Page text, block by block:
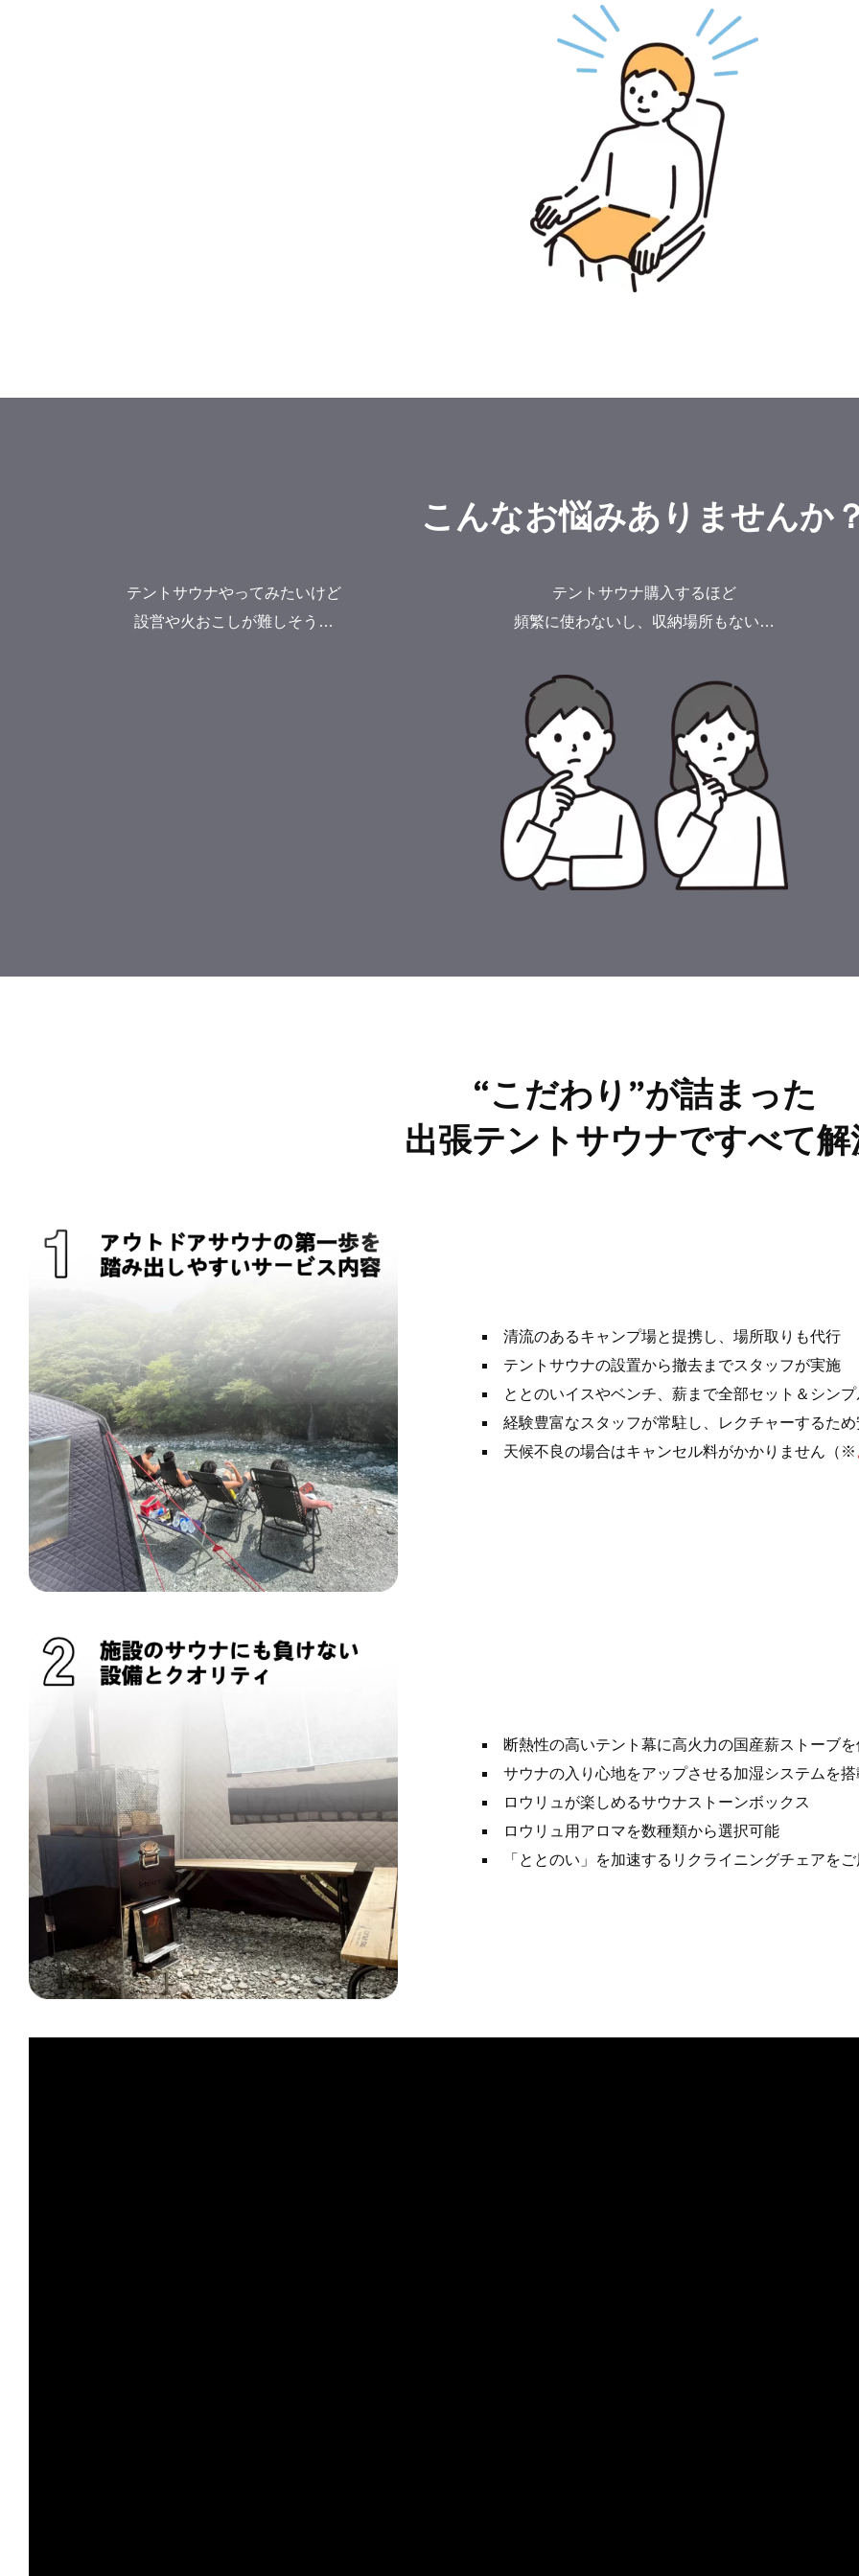
こんなお悩みありませんか
テントサウナやってみたいけど
設営や火おこしが難しそう…
テントサウナ購入するほど
頻繁に使わないし、収納場所もない…
“こだわり ”が詰まった
出張テントサウナですべて解
清流のあるキャンプ場と提携し、場所取りも代行
テントサウナの設置から撤去までスタッフが実施
ととのいイスやベンチ、薪まで全部セット＆シン
経験豊富なスタッフが常駐し、レクチャーするた
天候不良の場合はキャンセル料がかかりません（※
断熱性の高いテント幕に高火力の国産薪ストーブ
サウナの入り心地をアップさせる加湿システムを搭
ロウリュが楽しめるサウナストーンボックス
ロウリュ用アロマを数種類から選択可能
「ととのい」を加速するリクライニングチェアを